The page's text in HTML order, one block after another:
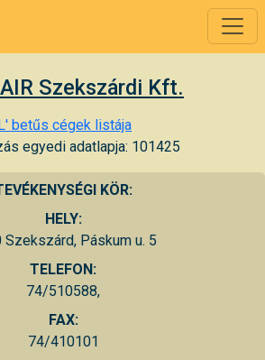
Szekszárdi Kft.
betűs cégek listája
egyedi adatlapja: 101425
KÖR:
HELY:
Szekszárd, Páskum u. 5
TELEFON:
74/510588,
FAX:
74/410101